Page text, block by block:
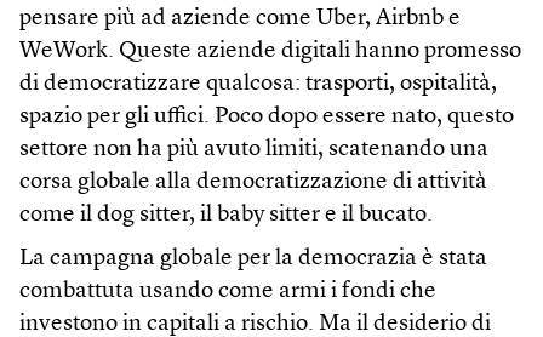
pensare più ad aziende come Uber, Airbnb e
WeWork. Queste aziende digitali hanno promesso
di democratizzare qualcosa: trasporti, ospitalità,
spazio per gli uffici. Poco dopo essere nato, questo
settore non ha più avuto limiti, scatenando una
corsa globale alla democratizzazione di attività
come il dog sitter, il baby sitter e il bucato.
La campagna globale per la democrazia è stata
combattuta usando come armi i fondi che
investono in capitali a rischio. Ma il desiderio di